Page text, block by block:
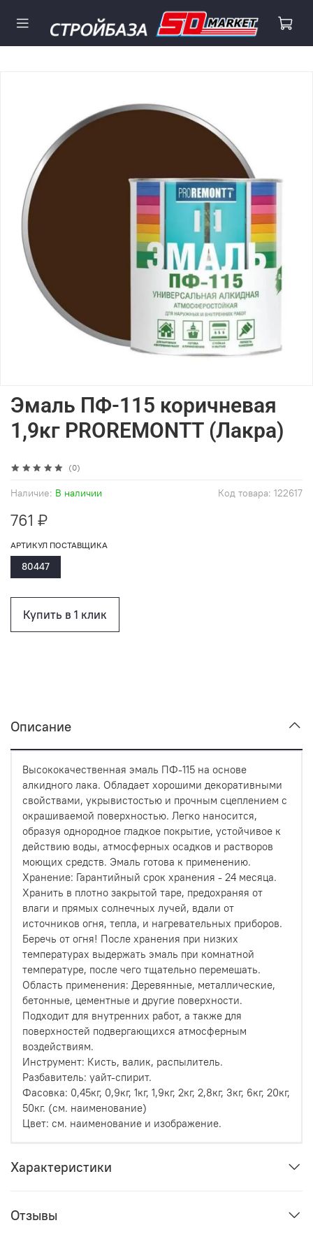
(0)
Код товара: 122617
Наличие: В наличии
Эмаль ПФ-115 коричневая
1,9кг PROREMONTТ (Лакра)
761 ₽
Купить в 1 клик
АРТИКУЛ ПОСТАВЩИКА
80447
Описание
Высококачественная эмаль ПФ-115 на основе
алкидного лака. Обладает хорошими декоративными
свойствами, укрывистостью и прочным сцеплением с
окрашиваемой поверхностью. Легко наносится,
образуя однородное гладкое покрытие, устойчивое к
действию воды, атмосферных осадков и растворов
моющих средств. Эмаль готова к применению.
Хранение: Гарантийный срок хранения - 24 месяца.
Хранить в плотно закрытой таре, предохраняя от
влаги и прямых солнечных лучей, вдали от
источников огня, тепла, и нагревательных приборов.
Беречь от огня! После хранения при низких
температурах выдержать эмаль при комнатной
температуре, после чего тщательно перемешать.
Область применения: Деревянные, металлические,
бетонные, цементные и другие поверхности.
Подходит для внутренних работ, а также для
поверхностей подвергающихся атмосферным
воздействиям.
Инструмент: Кисть, валик, распылитель.
Разбавитель: уайт-спирит.
Фасовка: 0,45кг, 0,9кг, 1кг, 1,9кг, 2кг, 2,8кг, 3кг, 6кг, 20кг,
50кг. (см. наименование)
Цвет: см. наименование и изображение.
Характеристики
Отзывы